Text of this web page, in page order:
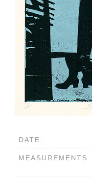
DATE:
MEASUREMENTS: